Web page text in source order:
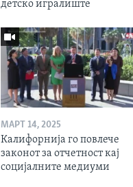
детско игралиште
МАРТ 14, 2025
Калифорнија го повлече
законот за отчетност кај
социјалните медиуми